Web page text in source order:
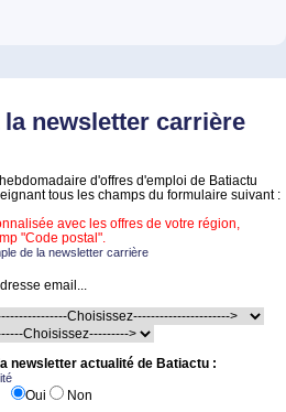
newsletter carrière
d'offres d'emploi de Batiactu
tous les champs du formulaire suivant :
avec les offres de votre région,
"Code postal".
de la newsletter carrière
newsletter actualité de Batiactu :
Oui Non